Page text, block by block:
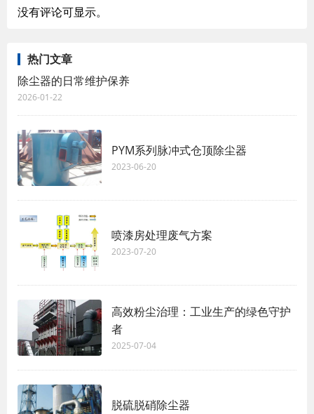
没有评论可显示。
热门文章
除尘器的日常维护保养
2026-01-22
PYM系列脉冲式仓顶除尘器
2023-06-20
喷漆房处理废气方案
2023-07-20
高效粉尘治理：工业生产的绿色守护
者
2025-07-04
脱硫脱硝除尘器